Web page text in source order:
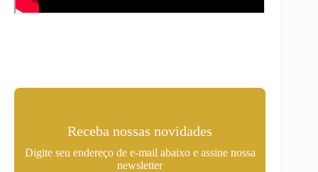
Receba nossas novidades
Digite seu endereço de e-mail abaixo e assine nossa
newsletter